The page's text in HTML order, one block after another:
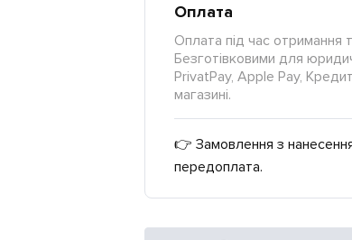
Оплата
Оплата під час отримання
Безготівковими для
PrivatPay, Apple Pay,
магазині.
👉 Замовлення з
передоплата.